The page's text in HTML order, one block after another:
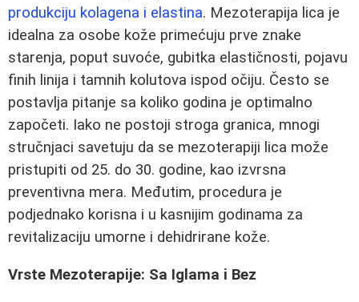
produkciju kolagena i elastina. Mezoterapija lica je
idealna za osobe kože primećuju prve znake
starenja, poput suvoće, gubitka elastičnosti, pojavu
finih linija i tamnih kolutova ispod očiju. Često se
postavlja pitanje sa koliko godina je optimalno
započeti. Iako ne postoji stroga granica, mnogi
stručnjaci savetuju da se mezoterapiji lica može
pristupiti od 25. do 30. godine, kao izvrsna
preventivna mera. Međutim, procedura je
podjednako korisna i u kasnijim godinama za
revitalizaciju umorne i dehidrirane kože.
Vrste Mezoterapije: Sa Iglama i Bez